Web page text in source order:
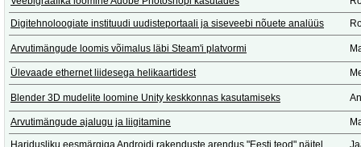
Digitehnoloogiate instituudi uudisteportaali ja siseveebi nõuete analüüs
Arvutimängude loomis võimalus läbi Steam'i platvormi
Ülevaade ethernet liidesega helikaartidest
Blender 3D mudelite loomine Unity keskkonnas kasutamiseks
Arvutimängude ajalugu ja liigitamine
Haridusliku eesmärgiga Androidi rakenduste arendus "Eesti teod" näitel